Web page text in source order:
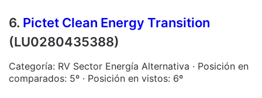
6. Pictet Clean Energy Transition
(LU0280435388)
Categoría: RV Sector Energía Alternativa · Posición en
comparados: 5º · Posición en vistos: 6º